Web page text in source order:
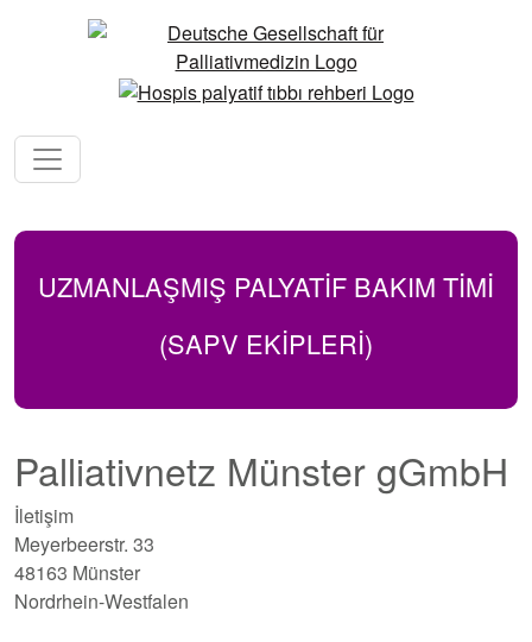
UZMANLAŞMIŞ PALYATİF BAKIM TIMI
(SAPV EKİPLERİ)
Palliativnetz Münster gGmbH
İletişim
Meyerbeerstr. 33
48163 Münster
Nordrhein-Westfalen